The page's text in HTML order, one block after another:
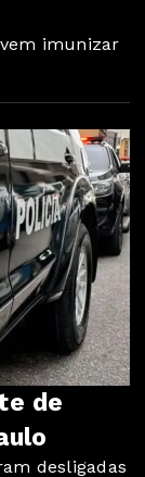
imunizar
de
desligadas